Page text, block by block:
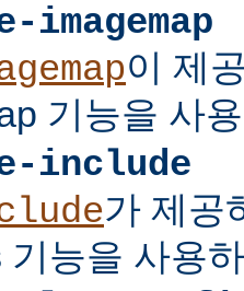
이 제
기능을 사
include
가 제공
기능을 사용